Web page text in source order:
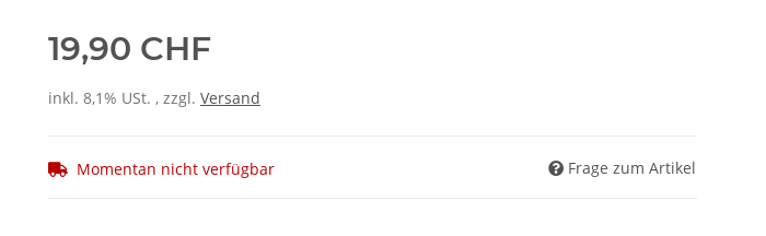
19,90 CHF
inkl. 8,1% USt. , zzgl. Versand
Momentan nicht verfügbar Frage zum Artikel